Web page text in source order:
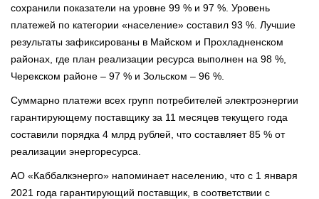
сохранили показатели на уровне 99 % и 97 %. Уровень
платежей по категории «население» составил 93 %. Лучшие
результаты зафиксированы в Майском и Прохладненском
районах, где план реализации ресурса выполнен на 98 %,
Черекском районе – 97 % и Зольском – 96 %.
Суммарно платежи всех групп потребителей электроэнергии
гарантирующему поставщику за 11 месяцев текущего года
составили порядка 4 млрд рублей, что составляет 85 % от
реализации энергоресурса.
АО «Каббалкэнерго» напоминает населению, что с 1 января
2021 года гарантирующий поставщик, в соответствии с